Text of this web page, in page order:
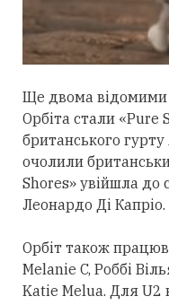
Ще двома
Орбіта стали «Pure
британського
очолили
Shores» увійшла до
Леонардо Ді Капріо.
Орбіт також
Melanie C, Роббі
Katie Melua. Для U2